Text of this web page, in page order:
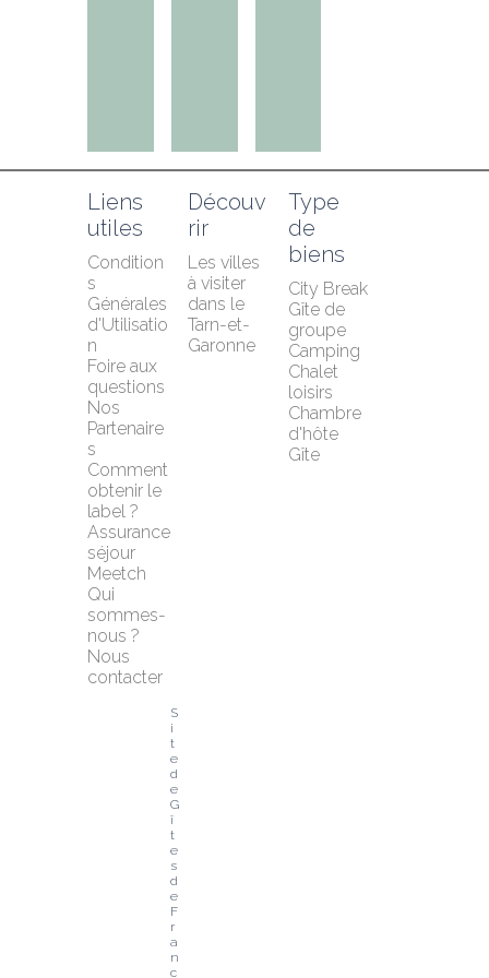
Liens
utiles
Condition
s
Générales
d'Utilisatio
n
Foire aux
questions
Nos
Partenaire
s
Comment
obtenir le
label ?
Assurance
séjour
Meetch
Qui
sommes-
nous ?
Nous
contacter
Découv
rir
Les villes
à visiter
dans le
Tarn-et-
Garonne
Type
de
biens
City Break
Gîte de
groupe
Camping
Chalet
loisirs
Chambre
d'hôte
Gîte
S
i
t
e
d
e
G
î
t
e
s
d
e
F
r
a
n
c